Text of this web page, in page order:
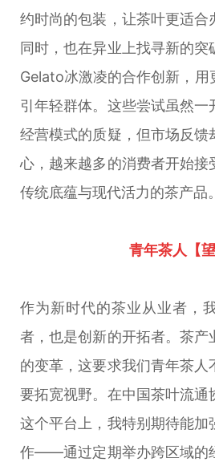
约时尚的包装，让茶叶更适合
同时，也在异业上找寻新的突
Gelato冰激凌的合作创新，用
引年轻群体。这些尝试虽然一
经营模式的质疑，但市场反馈
心，越来越多的消费者开始接
传统底蕴与现代活力的茶产品。
青年茶人【望
作为新时代的茶业从业者，
者，也是创新的开拓者。茶产
的变革，这要求我们青年茶人
要拓宽视野。在中国茶叶流通
这个平台上，我特别期待能加
作——通过定期举办跨区域的